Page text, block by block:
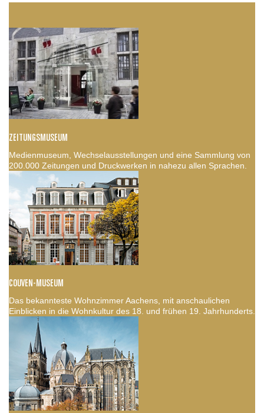
ZEITUNGSMUSEUM
Medienmuseum, Wechselausstellungen und eine Sammlung von
200.000 Zeitungen und Druckwerken in nahezu allen Sprachen.
COUVEN-MUSEUM
Das bekannteste Wohnzimmer Aachens, mit anschaulichen
Einblicken in die Wohnkultur des 18. und frühen 19. Jahrhunderts.